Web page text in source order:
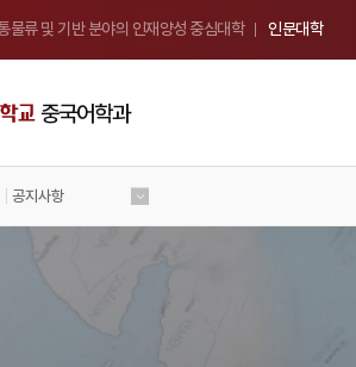
물류 및 기반 분야의 인재양성 중심대학 인문대학
중국어학과
교통대학교
공지사항